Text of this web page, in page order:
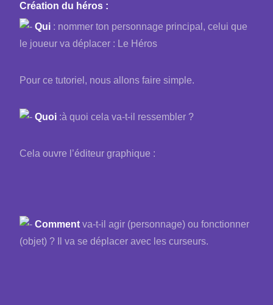
Création du héros :
Qui : nommer ton personnage principal, celui que
le joueur va déplacer : Le Héros
Pour ce tutoriel, nous allons faire simple.
Quoi :à quoi cela va-t-il ressembler ?
Cela ouvre l’éditeur graphique :
Comment va-t-il agir (personnage) ou fonctionner
(objet) ? Il va se déplacer avec les curseurs.